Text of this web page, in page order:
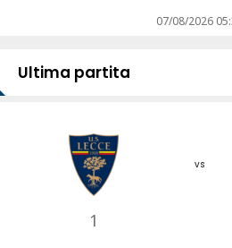
07/08/2026
Ultima partita
1
vs